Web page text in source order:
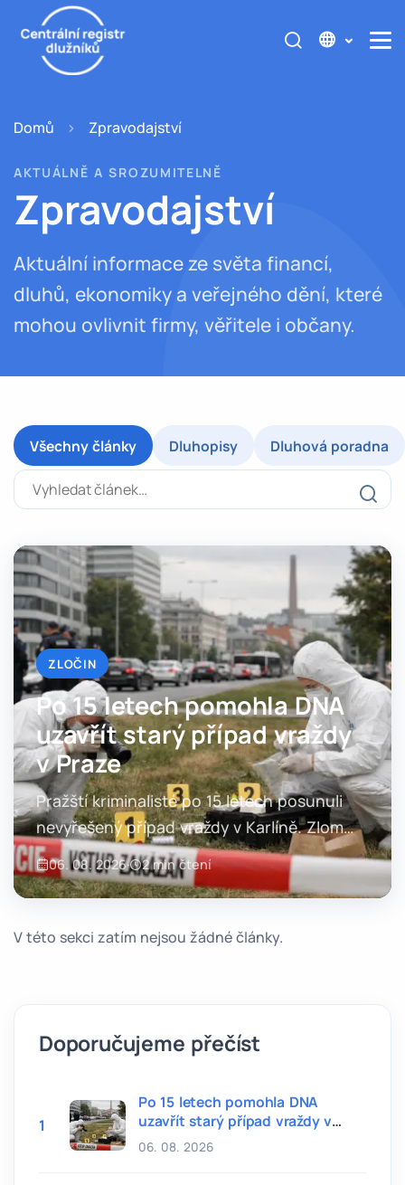
Domů Zpravodajství
AKTUÁLNĚ A SROZUMITELNĚ
Zpravodajství
Aktuální informace ze světa financí,
dluhů, ekonomiky a veřejného dění, které
mohou ovlivnit firmy, věřitele i občany.
Všechny články Dluhopisy
Dluhová poradna
Vyhledat článek
ZLOČIN
Po 15 letech pomohla DNA
uzavřít starý případ vraždy
v Praze
Pražští kriminalisté po 15 letech posunuli
nevyřešený případ vraždy v Karlíně. Zlom
přinesla shoda DNA s novým vzorkem, který
policie získala letos při jiném trestním řízení.
06. 08. 2026· 2 min čtení
V této sekci zatím nejsou žádné články.
Doporučujeme přečíst
1
Po 15 letech pomohla DNA
uzavřít starý případ vraždy v
Praze
06. 08. 2026